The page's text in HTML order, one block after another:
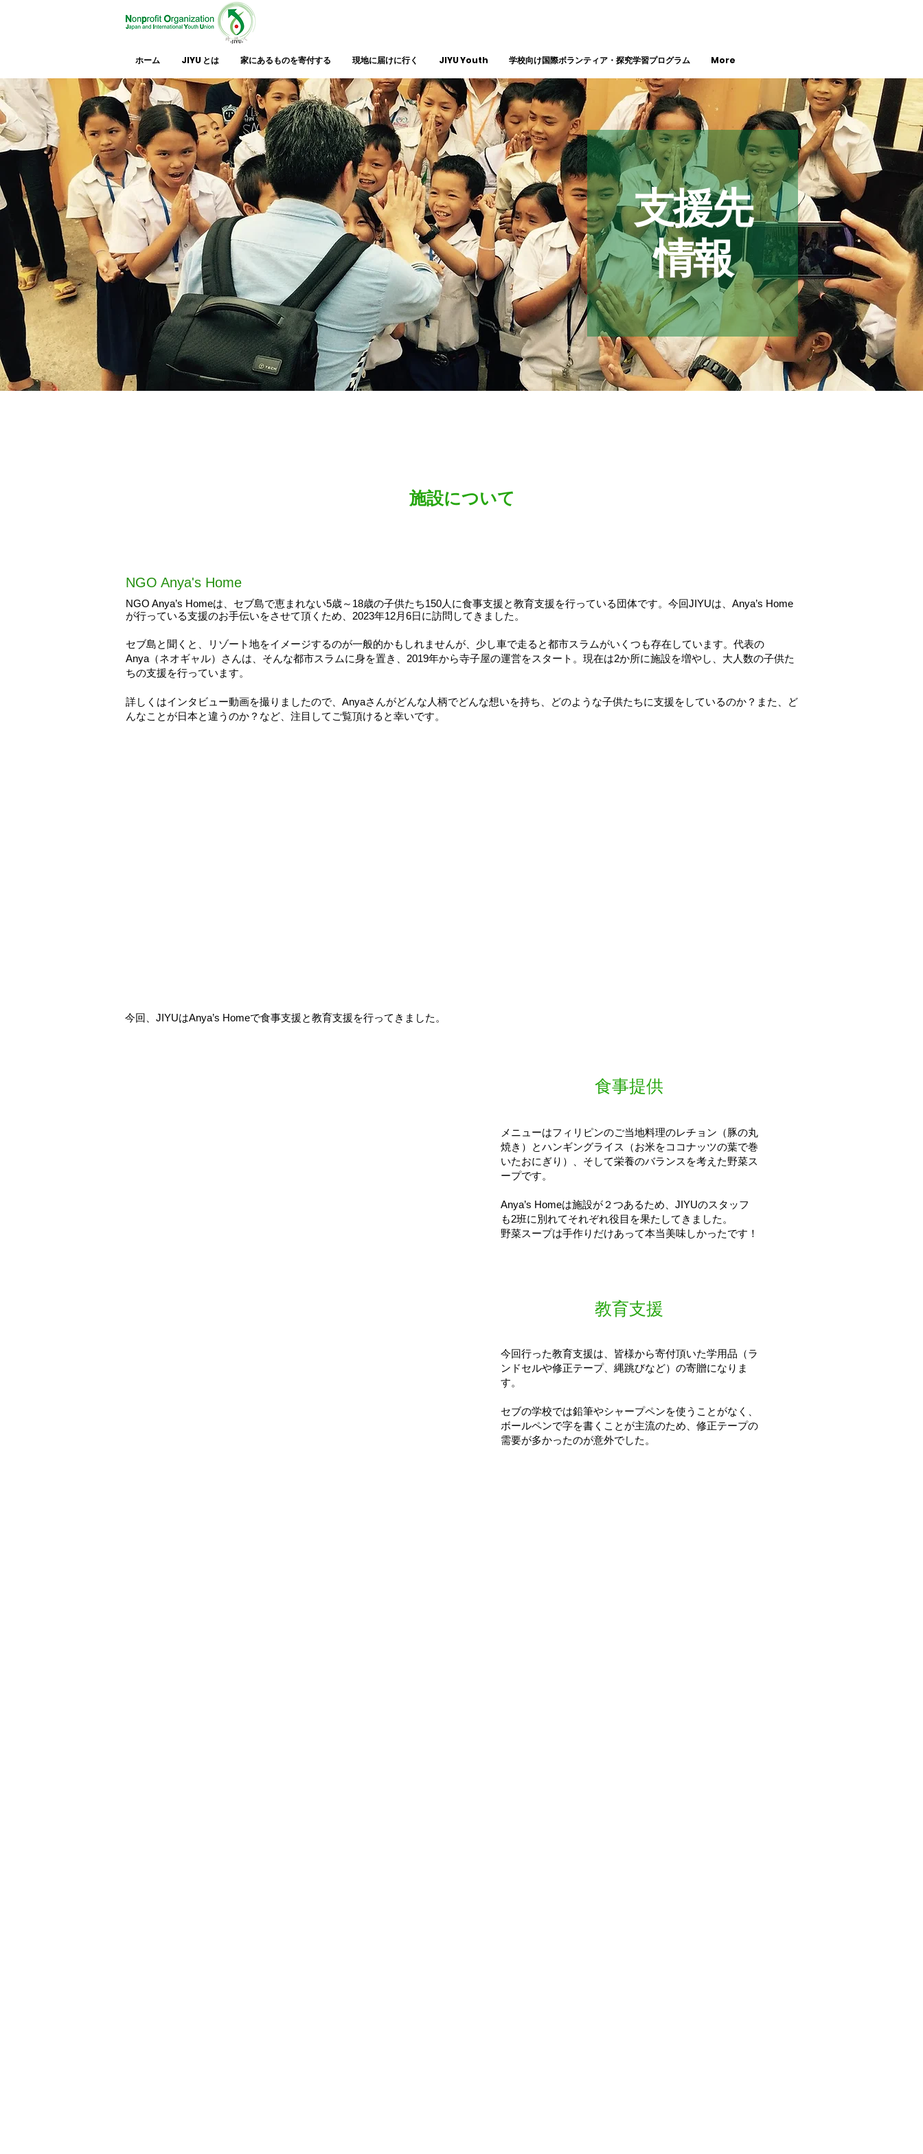
ホーム JIYU とは 家にあるものを寄付する 現地に届けに行く JIYU Youth 学校向け国際ボランティア・探究学習プログラム More
施設について
NGO Anya's Home
NGO Anya’s Homeは、セブ島で恵まれない5歳～18歳の子供たち150人に食事支援と教育支援を行っている団体です。今回JIYUは、Anya’s Home
が行っている支援のお手伝いをさせて頂くため、2023年12月6日に訪問してきました。
セブ島と聞くと、リゾート地をイメージするのが一般的かもしれませんが、少し車で走ると都市スラムがいくつも存在しています。代表の
Anya（ネオギャル）さんは、そんな都市スラムに身を置き、2019年から寺子屋の運営をスタート。現在は2か所に施設を増やし、大人数の子供た
ちの支援を行っています。
詳しくはインタビュー動画を撮りましたので、Anyaさんがどんな人柄でどんな想いを持ち、どのような子供たちに支援をしているのか？また、ど
んなことが日本と違うのか？など、注目してご覧頂けると幸いです。
今回、JIYUはAnya’s Homeで食事支援と教育支援を行ってきました。
食事提供
メニューはフィリピンのご当地料理のレチョン（豚の丸
焼き）とハンギングライス（お米をココナッツの葉で巻
いたおにぎり）、そして栄養のバランスを考えた野菜ス
ープです。
Anya’s Homeは施設が２つあるため、JIYUのスタッフ
も2班に別れてそれぞれ役目を果たしてきました。
野菜スープは手作りだけあって本当美味しかったです！
​教育支援
今回行った教育支援は、皆様から寄付頂いた学用品（ラ
ンドセルや修正テープ、縄跳びなど）の寄贈になりま
す。
セブの学校では鉛筆やシャープペンを使うことがなく、
ボールペンで字を書くことが主流のため、修正テープの
需要が多かったのが意外でした。
支援先
情報